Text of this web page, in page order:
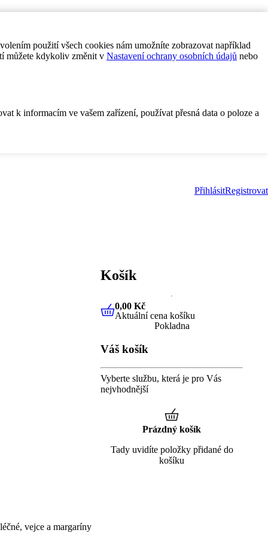
použití všech cookies nám umožníte zobrazovat například
můžete kdykoliv změnit v Nastavení ochrany osobních údajů nebo
k informacím ve vašem zařízení, používat přesná data o poloze a
PřihlásitRegistrovat
vejce a margaríny
Košík
0,00 KčAktuální cena košíku
0,00 Kč
Aktuální cena košíku
Pokladna
Váš košík
Vyberte službu, která je pro Vás
nejvhodnější
Prázdný košík
Tady uvidíte položky přidané do
košíku